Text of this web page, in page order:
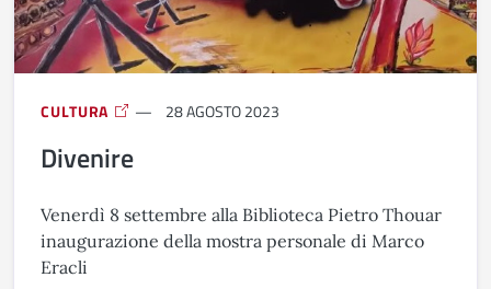
CULTURA 28 AGOSTO 2023
Divenire
Venerdì 8 settembre alla Biblioteca Pietro Thouar
inaugurazione della mostra personale di Marco
Eracli